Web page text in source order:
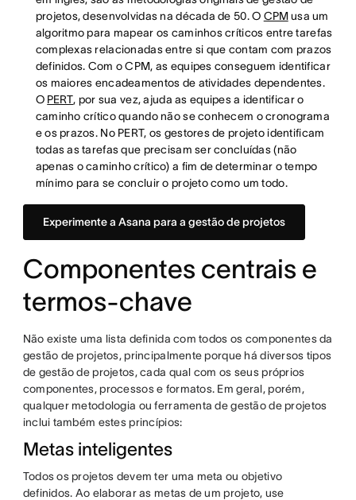
projetos, desenvolvidas na década de 50. O CPMusa um
algoritmo para mapear os caminhos críticos entre tarefas
complexas relacionadas entre si que contam com prazos
definidos. Com o CPM, as equipes conseguem identificar
os maiores encadeamentos de atividades dependentes.
O PERT, por sua vez, ajuda as equipes a identificar o
caminho crítico quando não se conhecem o cronograma
e os prazos. No PERT, os gestores de projeto identificam
todas as tarefas que precisam ser concluídas (não
apenas o caminho crítico) a fim de determinar o tempo
mínimo para se concluir o projeto como um todo.
Experimente a Asana para a gestão de projetos
Componentes centrais e
termos-chave
Não existe uma lista definida com todos os componentes da
gestão de projetos, principalmente porque há diversos tipos
de gestão de projetos, cada qual com os seus próprios
componentes, processos e formatos. Em geral, porém,
qualquer metodologia ou ferramenta de gestão de projetos
inclui também estes princípios:
Metas inteligentes
Todos os projetos devem ter uma meta ou objetivo
definidos. Ao elaborar as metas de um projeto, use